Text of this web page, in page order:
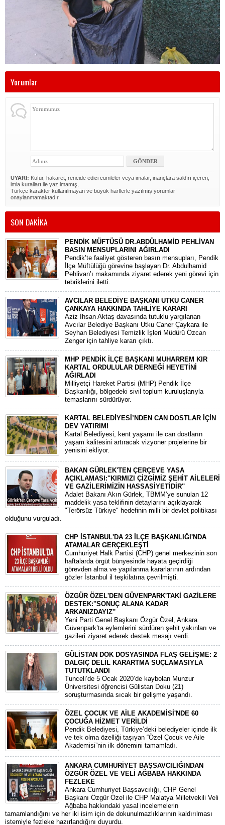
Yorumlar
UYARI: Küfür, hakaret, rencide edici cümleler veya imalar, inançlara saldırı içeren,
imla kuralları ile yazılmamış,
Türkçe karakter kullanılmayan ve büyük harflerle yazılmış yorumlar
onaylanmamaktadır.
SON DAKİKA
PENDİK MÜFTÜSÜ DR.ABDÜLHAMİD PEHLİVAN
BASIN MENSUPLARINI AĞIRLADI
​Pendik’te faaliyet gösteren basın mensupları, Pendik
İlçe Müftülüğü görevine başlayan Dr. Abdulhamid
Pehlivan’ı makamında ziyaret ederek yeni görevi için
tebriklerini iletti.
AVCILAR BELEDİYE BAŞKANI UTKU CANER
ÇANKAYA HAKKINDA TAHLİYE KARARI
​Aziz İhsan Aktaş davasında tutuklu yargılanan
Avcılar Belediye Başkanı Utku Caner Çaykara ile
Seyhan Belediyesi Temizlik İşleri Müdürü Özcan
Zenger için tahliye kararı çıktı.
MHP PENDİK İLÇE BAŞKANI MUHARREM KIR
KARTAL ORDULULAR DERNEĞİ HEYETİNİ
AĞIRLADI
​Milliyetçi Hareket Partisi (MHP) Pendik İlçe
Başkanlığı, bölgedeki sivil toplum kuruluşlarıyla
temaslarını sürdürüyor.
KARTAL BELEDİYESİ’NDEN CAN DOSTLAR İÇİN
DEV YATIRIM!
Kartal Belediyesi, kent yaşamı ile can dostların
yaşam kalitesini artıracak vizyoner projelerine bir
yenisini ekliyor.
BAKAN GÜRLEK'TEN ÇERÇEVE YASA
AÇIKLAMASI:''KIRMIZI ÇİZGİMİZ ŞEHİT AİLELERİ
VE GAZİLERİMİZİN HASSASİYETİDİR''
Adalet Bakanı Akın Gürlek, TBMM’ye sunulan 12
maddelik yasa teklifinin detaylarını açıklayarak
"Terörsüz Türkiye" hedefinin milli bir devlet politikası
olduğunu vurguladı.
CHP İSTANBUL'DA 23 İLÇE BAŞKANLIĞI'NDA
ATAMALAR GERÇEKLEŞTİ
​Cumhuriyet Halk Partisi (CHP) genel merkezinin son
haftalarda örgüt bünyesinde hayata geçirdiği
görevden alma ve yapılanma kararlarının ardından
gözler İstanbul il teşkilatına çevrilmişti.
ÖZGÜR ÖZEL'DEN GÜVENPARK'TAKİ GAZİLERE
DESTEK:''SONUÇ ALANA KADAR
ARKANIZDAYIZ''
​Yeni Parti Genel Başkanı Özgür Özel, Ankara
Güvenpark’ta eylemlerini sürdüren şehit yakınları ve
gazileri ziyaret ederek destek mesajı verdi.
GÜLİSTAN DOK DOSYASINDA FLAŞ GELİŞME: 2
DALGIÇ DELİL KARARTMA SUÇLAMASIYLA
TUTUTKLANDI
​Tunceli’de 5 Ocak 2020’de kaybolan Munzur
Üniversitesi öğrencisi Gülistan Doku (21)
soruşturmasında sıcak bir gelişme yaşandı.
ÖZEL ÇOCUK VE AİLE AKADEMİSİ'NDE 60
ÇOCUĞA HİZMET VERİLDİ
Pendik Belediyesi, Türkiye’deki belediyeler içinde ilk
ve tek olma özelliği taşıyan “Özel Çocuk ve Aile
Akademisi”nin ilk dönemini tamamladı.
ANKARA CUMHURİYET BAŞSAVCILIĞINDAN
ÖZGÜR ÖZEL VE VELİ AĞBABA HAKKINDA
FEZLEKE
​Ankara Cumhuriyet Başsavcılığı, CHP Genel
Başkanı Özgür Özel ile CHP Malatya Milletvekili Veli
Ağbaba hakkındaki yasal incelemelerin
tamamlandığını ve her iki isim için de dokunulmazlıklarının kaldırılması
istemiyle fezleke hazırlandığını duyurdu.